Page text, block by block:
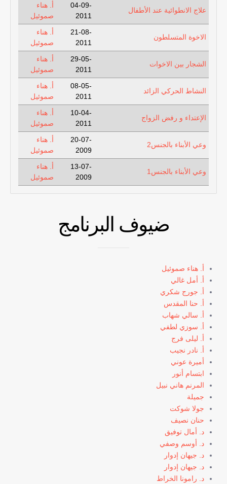
علاج الانطوائية عند الأطفال
04-09-
2011
أ. هناء
صموئيل
الاخوة المتسلطون
21-08-
2011
أ. هناء
صموئيل
الشجار بين الاخوات
29-05-
2011
أ. هناء
صموئيل
النشاط الحركي الزائد
08-05-
2011
أ. هناء
صموئيل
الإعتداء و رفض الزواج
10-04-
2011
أ. هناء
صموئيل
وعي الأبناء بالجنس2
20-07-
2009
أ. هناء
صموئيل
وعي الأبناء بالجنس1
13-07-
2009
أ. هناء
صموئيل
ضيوف البرنامج
أ. هناء صموئيل
أ. أمل غالي
أ. جورج شكري
أ. حنا المقدس
أ. سالي شهاب
أ. سوزي لطفي
أ. ليلى فرج
أ. نادر نجيب
أميرة عوني
ابتسام أنور
المرنم هاني نبيل
جميلة
جولا شوكت
حنان نصيف
د. أمال توفيق
د. أوسم وصفي
د. جيهان إدوار
د. جيهان إدوار
د. رامونا الخراط